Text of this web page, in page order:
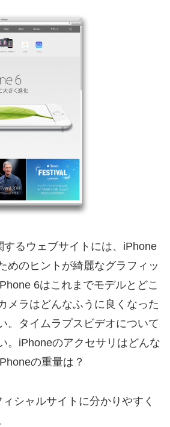
するウェブサイトには、iPhone
めのヒントが綺麗なグラフィッ
6はこれまでモデルとどこ
ラはどんなふうに良くなった
。タイムラプスビデオについて
。iPhoneのアクセサリはどんな
の重量は？
シャルサイトに分かりやすく